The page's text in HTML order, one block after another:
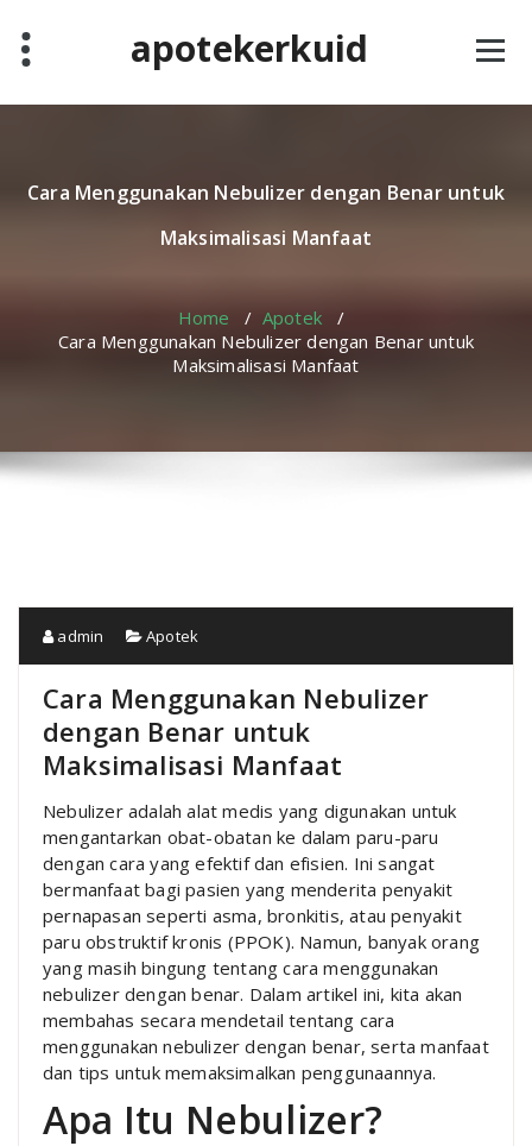
content
apotekerkuid
Cara Menggunakan Nebulizer dengan Benar untuk
Maksimalisasi Manfaat
Home / Apotek /
Cara Menggunakan Nebulizer dengan Benar untuk
Maksimalisasi Manfaat
admin Apotek
Cara Menggunakan Nebulizer
dengan Benar untuk
Maksimalisasi Manfaat
Nebulizer adalah alat medis yang digunakan untuk
mengantarkan obat-obatan ke dalam paru-paru
dengan cara yang efektif dan efisien. Ini sangat
bermanfaat bagi pasien yang menderita penyakit
pernapasan seperti asma, bronkitis, atau penyakit
paru obstruktif kronis (PPOK). Namun, banyak orang
yang masih bingung tentang cara menggunakan
nebulizer dengan benar. Dalam artikel ini, kita akan
membahas secara mendetail tentang cara
menggunakan nebulizer dengan benar, serta manfaat
dan tips untuk memaksimalkan penggunaannya.
Apa Itu Nebulizer?